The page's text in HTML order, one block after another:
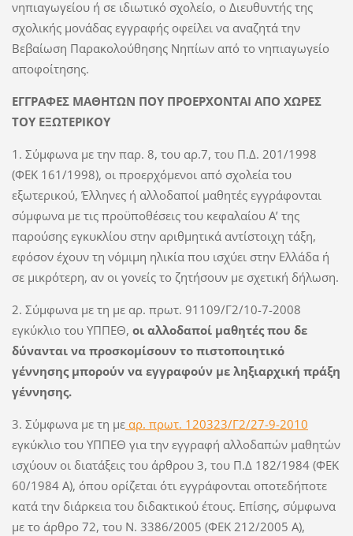
νηπιαγωγείου ή σε ιδιωτικό σχολείο, ο Διευθυντής της
σχολικής μονάδας εγγραφής οφείλει να αναζητά την
Βεβαίωση Παρακολούθησης Νηπίων από το νηπιαγωγείο
αποφοίτησης.
ΕΓΓΡΑΦΕΣ ΜΑΘΗΤΩΝ ΠΟΥ ΠΡΟΕΡΧΟΝΤΑΙ ΑΠΟ ΧΩΡΕΣ
ΤΟΥ ΕΞΩΤΕΡΙΚΟΥ
1. Σύμφωνα με την παρ. 8, του αρ.7, του Π.Δ. 201/1998
(ΦΕΚ 161/1998), οι προερχόμενοι από σχολεία του
εξωτερικού, Έλληνες ή αλλοδαποί μαθητές εγγράφονται
σύμφωνα με τις προϋποθέσεις του κεφαλαίου Α’ της
παρούσης εγκυκλίου στην αριθμητικά αντίστοιχη τάξη,
εφόσον έχουν τη νόμιμη ηλικία που ισχύει στην Ελλάδα ή
σε μικρότερη, αν οι γονείς το ζητήσουν με σχετική δήλωση.
2. Σύμφωνα με τη με αρ. πρωτ. 91109/Γ2/10-7-2008
εγκύκλιο του ΥΠΠΕΘ, οι αλλοδαποί μαθητές που δε
δύνανται να προσκομίσουν το πιστοποιητικό
γέννησης μπορούν να εγγραφούν με ληξιαρχική πράξη
γέννησης.
3. Σύμφωνα με τη μεαρ. πρωτ. 120323/Γ2/27-9-2010
εγκύκλιο του ΥΠΠΕΘ για την εγγραφή αλλοδαπών μαθητών
ισχύουν οι διατάξεις του άρθρου 3, του Π.Δ 182/1984 (ΦΕΚ
60/1984 Α), όπου ορίζεται ότι εγγράφονται οποτεδήποτε
κατά την διάρκεια του διδακτικού έτους. Επίσης, σύμφωνα
με το άρθρο 72, του Ν. 3386/2005 (ΦΕΚ 212/2005 Α),